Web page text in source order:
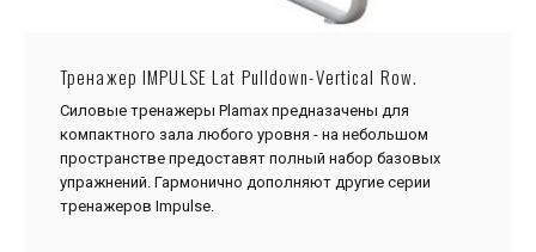
Тренажер IMPULSE Lat Pulldown-Vertical Row.
Силовые тренажеры Plamax предназачены для
компактного зала любого уровня - на небольшом
пространстве предоставят полный набор базовых
упражнений. Гармонично дополняют другие серии
тренажеров Impulse.